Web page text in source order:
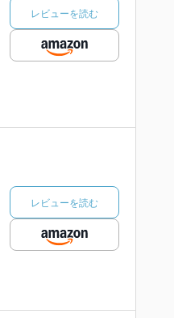
レビューを読む
レビューを読む